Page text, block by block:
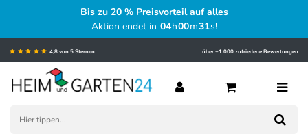
Bis zu 20 % Preisvorteil auf alles
Aktion endet in 04h00m29s!
4,8 von 5 Sternen über +1.000 zufriedene Bewertungen